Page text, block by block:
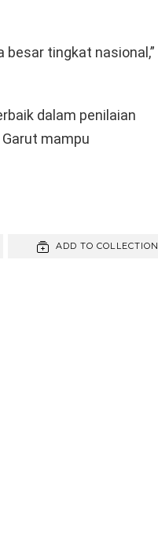
besar tingkat nasional,”
dalam penilaian
mampu
ADD TO COLLECTION